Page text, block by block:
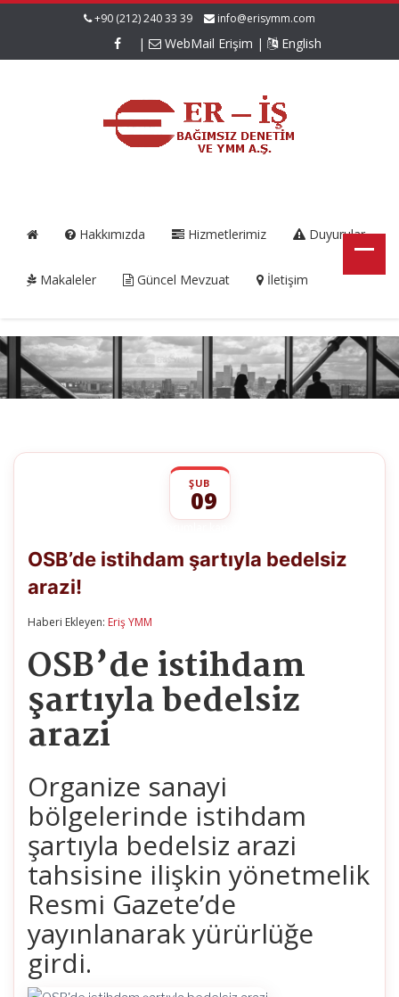
+90 (212) 240 33 39 info@erisymm.com
| WebMail Erişim | English
Hakkımızda Hizmetlerimiz Duyurular
Makaleler Güncel Mevzuat İletişim
ŞUB
09
şartıyla
bedelsiz
OSB’de istihdam şartıyla bedelsiz
arazi!
Haberi Ekleyen: Eriş YMM
OSB’de istihdam
şartıyla bedelsiz
arazi
Organize sanayi
bölgelerinde istihdam
şartıyla bedelsiz arazi
tahsisine ilişkin yönetmelik
Resmi Gazete’de
yayınlanarak yürürlüğe
girdi.